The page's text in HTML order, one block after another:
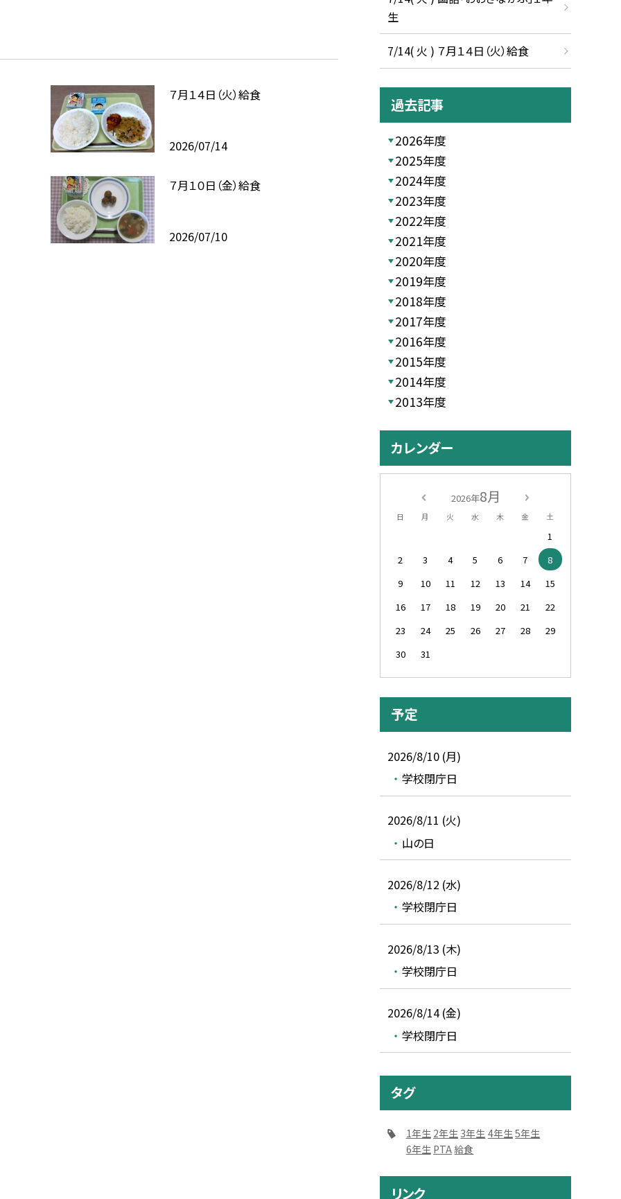
７月１４日（火）給食
2026/07/14
７月１０日（金）給食
2026/07/10
生
7/14( 火 ) ７月１４日（火）給食
過去記事
2026年度
2025年度
2024年度
2023年度
2022年度
2021年度
2020年度
2019年度
2018年度
2017年度
2016年度
2015年度
2014年度
2013年度
カレンダー
2026年8月
日 月 火 水 木 金 土
1
2
3 4 5 6 7
8
9
10 11 12 13 14
15
16
17 18 19 20 21
22
23
24 25 26 27 28
29
30
31
予定
2026/8/10 (月)
学校閉庁日
2026/8/11 (火)
山の日
2026/8/12 (水)
学校閉庁日
2026/8/13 (木)
学校閉庁日
2026/8/14 (金)
学校閉庁日
タグ
1年生 2年生 3年生 4年生 5年生
6年生 PTA 給食
リンク